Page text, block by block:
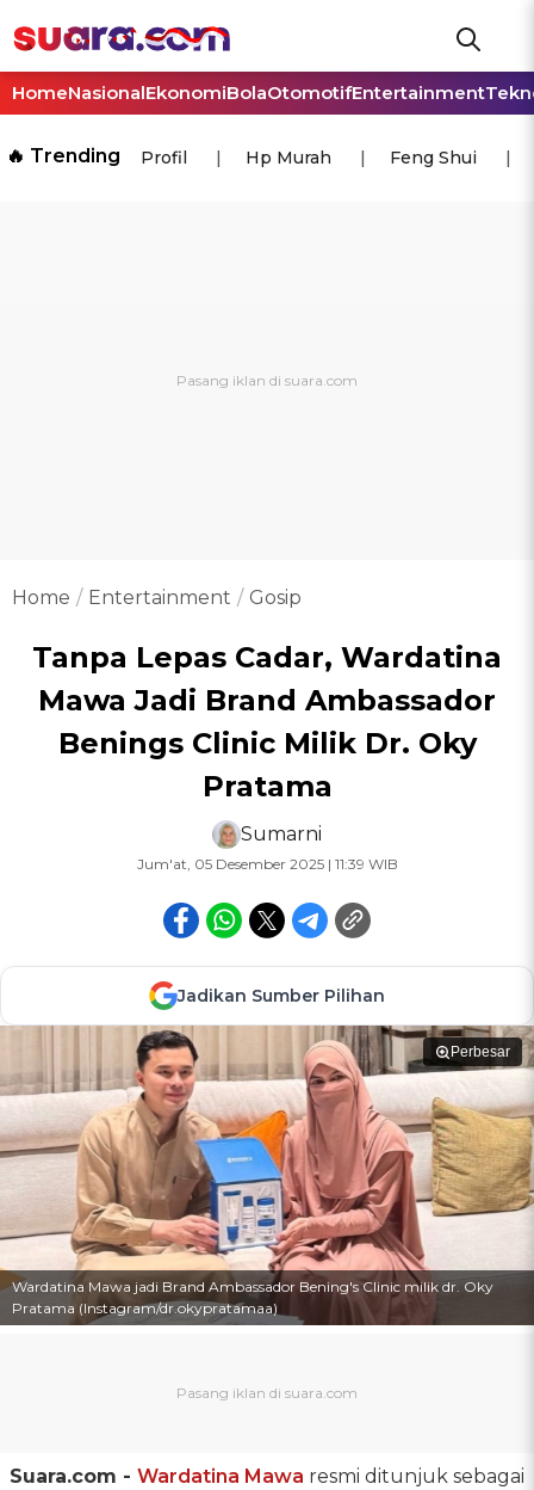
HomeNasionalEkonomiBolaOtomotifEntertainment
🔥 Trending Profil Hp Murah Feng Shui
Home Entertainment Gosip
Tanpa Lepas Cadar, Wardatina
Mawa Jadi Brand Ambassador
Benings Clinic Milik Dr. Oky
Pratama
Sumarni
Jum'at, 05 Desember 2025 | 11:39 WIB
Jadikan Sumber Pilihan
Perbesar
Wardatina Mawa jadi Brand Ambassador Bening's Clinic milik dr. Oky
Pratama (Instagram/dr.okypratamaa)
Suara.com - Wardatina Mawa resmi ditunjuk sebagai